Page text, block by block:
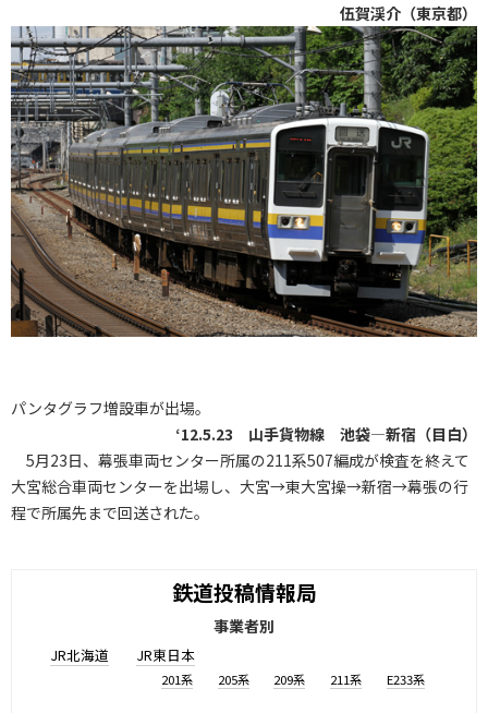
伍賀渓介（東京都）
パンタグラフ増設車が出場。
‘12.5.23 山手貨物線 池袋―新宿（目白）
5月23日、幕張車両センター所属の211系507編成が検査を終えて
大宮総合車両センターを出場し、大宮→東大宮操→新宿→幕張の行
程で所属先まで回送された。
鉄道投稿情報局
事業者別
JR北海道 JR東日本
201系 205系 209系 211系 E233系